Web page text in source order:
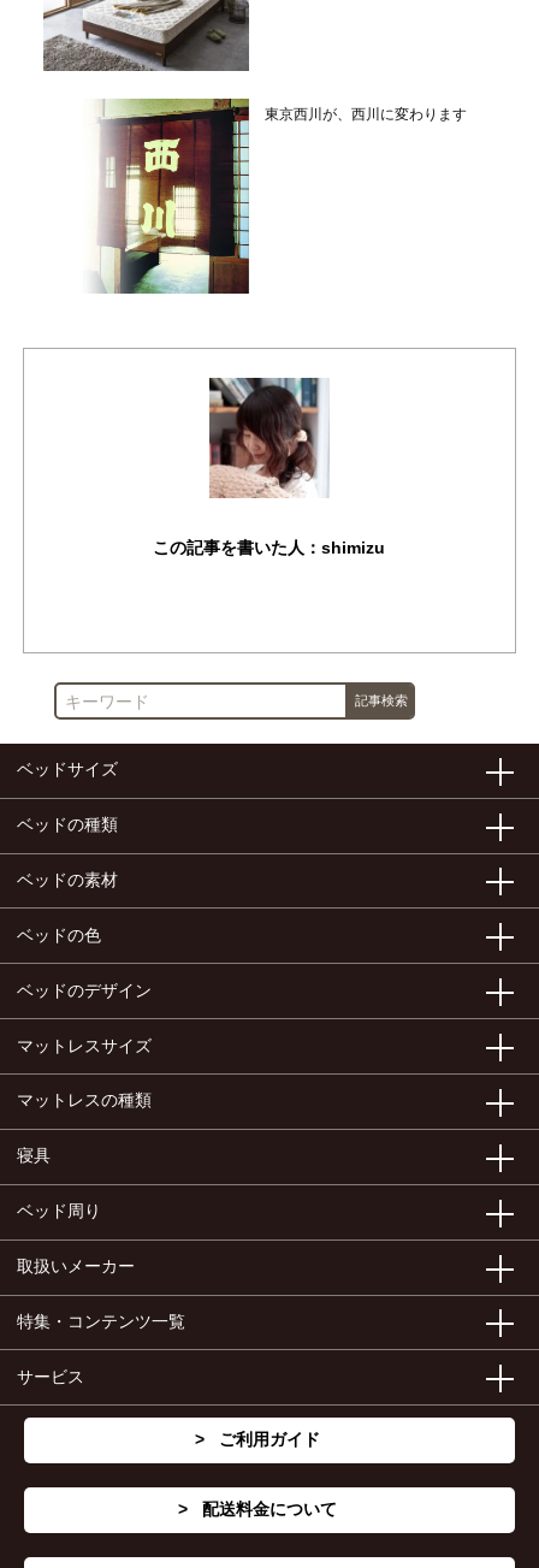
東京西川が、西川に変わります
この記事を書いた人：shimizu
ベッドサイズ
ベッドの種類
ベッドの素材
ベッドの色
ベッドのデザイン
マットレスサイズ
マットレスの種類
寝具
ベッド周り
取扱いメーカー
特集・コンテンツ一覧
サービス
ご利用ガイド
配送料金について